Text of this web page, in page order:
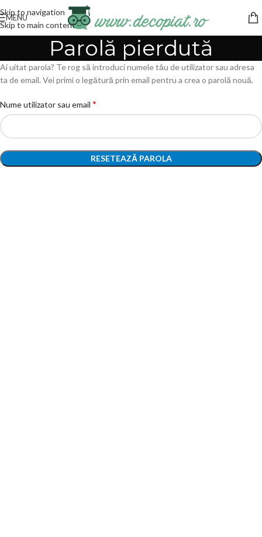
Skip to navigation
Skip to main content
MENU
Parolă pierdută
Ai uitat parola? Te rog să introduci numele tău de utilizator sau adresa
ta de email. Vei primi o legătură prin email pentru a crea o parolă nouă.
Nume utilizator sau email *
RESETEAZĂ PAROLA